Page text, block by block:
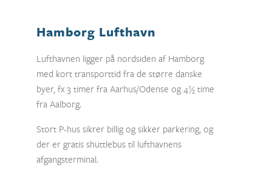
Hamborg Lufthavn
Lufthavnen ligger på nordsiden af Hamborg
med kort transporttid fra de større danske
byer, fx 3 timer fra Aarhus/Odense og 4½ time
fra Aalborg.
Stort P-hus sikrer billig og sikker parkering, og
der er gratis shuttlebus til lufthavnens
afgangsterminal.